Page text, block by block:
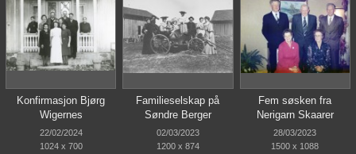
Konfirmasjon Bjørg
Wigernes
22/02/2024
1024 x 700
Familieselskap på
Søndre Berger
02/03/2023
1200 x 874
Fem søsken fra
Nerigarn Skaarer
28/03/2023
1500 x 1088